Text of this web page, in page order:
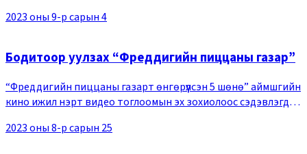
2023 оны 9-р сарын 4
Бодитоор уулзах “Фреддигийн пиццаны газар”
“Фреддигийн пиццаны газарт өнгөрүүлсэн 5 шөнө” аймшгийн
кино ижил нэрт видео тоглоомын эх зохиолоос сэдэвлэгдэн
хөгжүүлэгч Скотт Коутоны бүтээсэн аймшг
2023 оны 8-р сарын 25